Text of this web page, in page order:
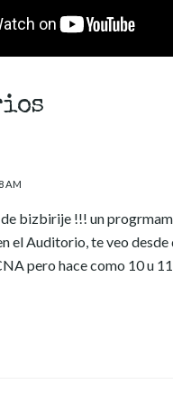
AM
de bizbirije !!! un
el Auditorio, te veo desde
pero hace como 10 u